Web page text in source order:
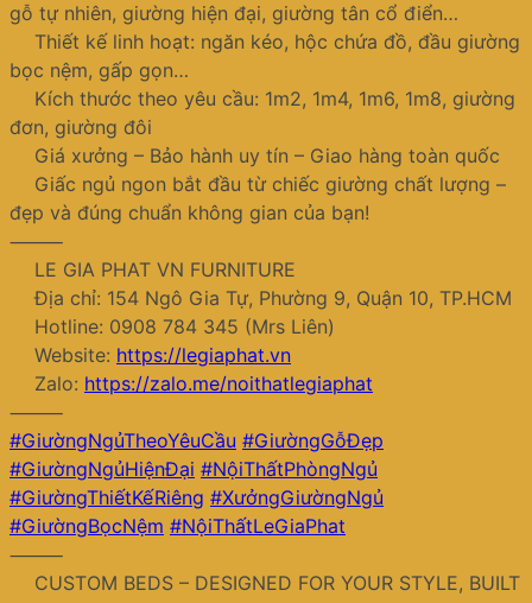
gỗ tự nhiên, giường hiện đại, giường tân cổ điển…
Thiết kế linh hoạt: ngăn kéo, hộc chứa đồ, đầu giường
bọc nệm, gấp gọn…
Kích thước theo yêu cầu: 1m2, 1m4, 1m6, 1m8, giường
đơn, giường đôi
Giá xưởng – Bảo hành uy tín – Giao hàng toàn quốc
Giấc ngủ ngon bắt đầu từ chiếc giường chất lượng –
đẹp và đúng chuẩn không gian của bạn!
⸻
LE GIA PHAT VN FURNITURE
Địa chỉ: 154 Ngô Gia Tự, Phường 9, Quận 10, TP.HCM
Hotline: 0908 784 345 (Mrs Liên)
Website: https://legiaphat.vn
Zalo: https://zalo.me/noithatlegiaphat
⸻
#GiườngNgủTheoYêuCầu #GiườngGỗĐẹp
#GiườngNgủHiệnĐại #NộiThấtPhòngNgủ
#GiườngThiếtKếRiêng #XưởngGiườngNgủ
#GiườngBọcNệm #NộiThấtLeGiaPhat
⸻
CUSTOM BEDS – DESIGNED FOR YOUR STYLE, BUILT